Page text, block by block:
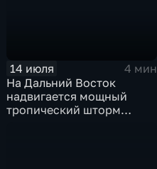
14 июля
4 мин
На Дальний Восток
надвигается мощный
тропический шторм